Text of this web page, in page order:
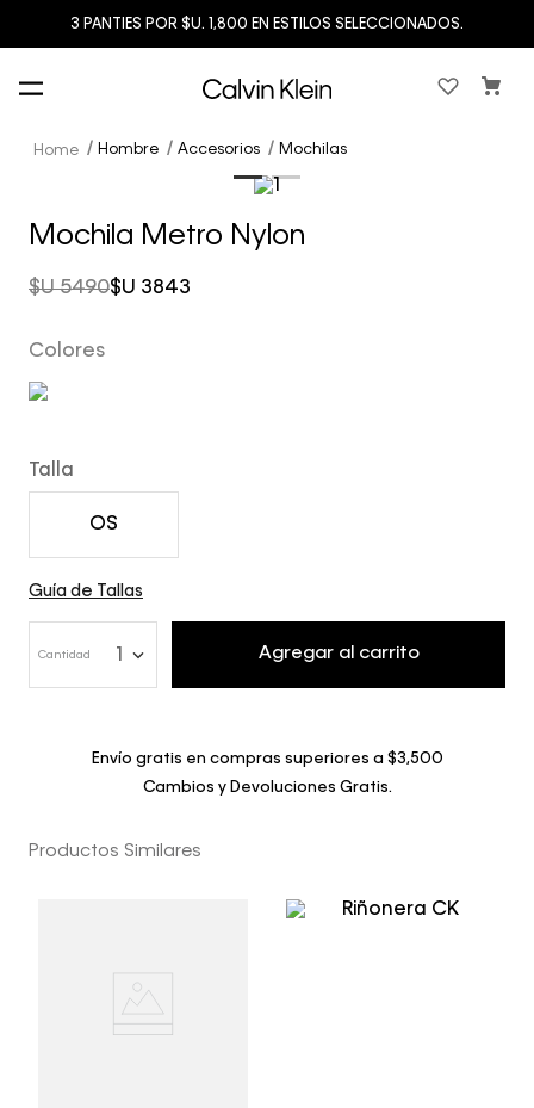
3 PANTIES POR $U. 1,800 EN ESTILOS SELECCIONADOS.
Hombre Accesorios Mochilas
Mochila Metro Nylon
$U 3843
$U 5490
Colores
Talla
OS
Guía de Tallas
Cantidad Agregar al carrito
Envío gratis en compras superiores a $3,500
Cambios y Devoluciones Gratis.
Productos Similares